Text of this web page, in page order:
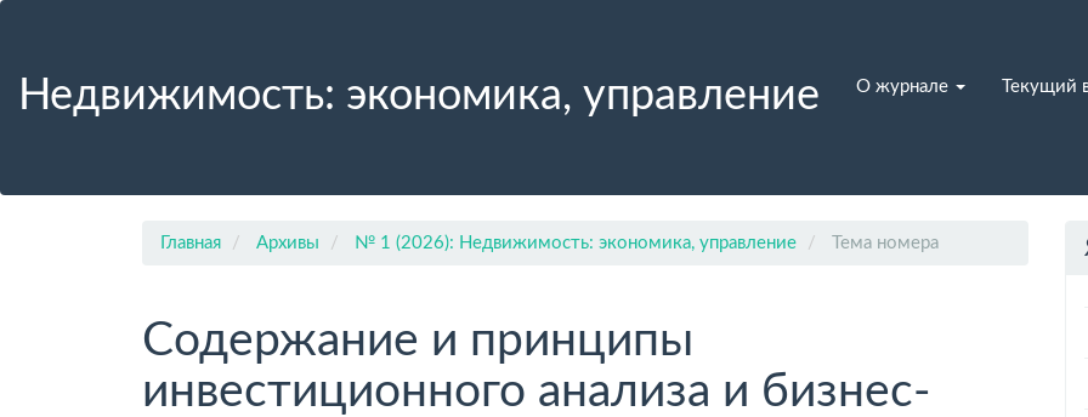
Основное
содержимое
Недвижимость: экономика, управление О журнале Текущий
Главная Архивы № 1 (2026): Недвижимость: экономика, управление Тема номера
Содержание и принципы
инвестиционного анализа и бизнес-